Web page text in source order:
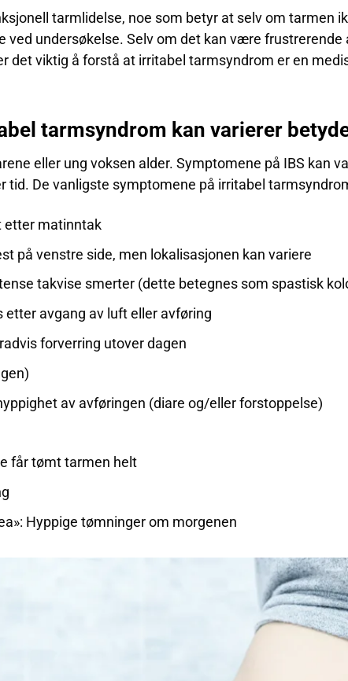
tarmlidelse, noe som betyr at selv om tarmen
ved undersøkelse. Selv om det kan være
det viktig å forstå at irritabel tarmsyndrom er en
tarmsyndrom kan varierer
eller ung voksen alder. Symptomene på IBS kan
tid. De vanligste symptomene på irritabel
etter matinntak
på venstre side, men lokalisasjonen kan variere
takvise smerter (dette betegnes som spastisk
avgang av luft eller avføring
forverring utover dagen
av avføringen (diare og/eller forstoppelse)
får tømt tarmen helt
Hyppige tømninger om morgenen